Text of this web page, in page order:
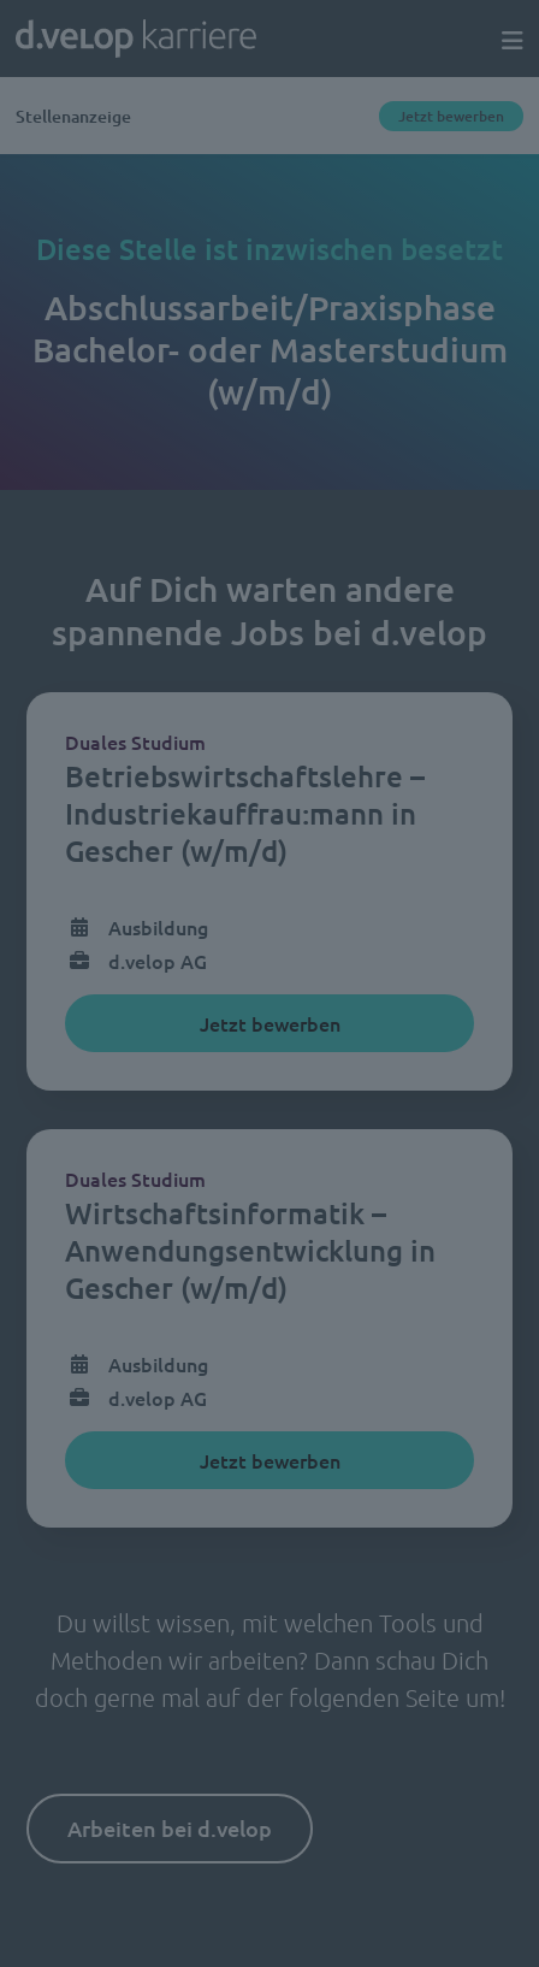
Stellenanzeige Jetzt bewerben
Diese Stelle ist inzwischen besetzt
Abschlussarbeit/Praxisphase
Bachelor- oder Masterstudium
(w/m/d)
Auf Dich warten andere
spannende Jobs bei d.velop
Betriebswirtschaftslehre –
Industriekauffrau:mann in
Gescher (w/m/d)
Duales Studium
Ausbildung
d.velop AG
Jetzt bewerben
Wirtschaftsinformatik –
Anwendungsentwicklung in
Gescher (w/m/d)
Duales Studium
Ausbildung
d.velop AG
Jetzt bewerben
Du willst wissen, mit welchen Tools und
Methoden wir arbeiten? Dann schau Dich
doch gerne mal auf der folgenden Seite um!
Arbeiten bei d.velop